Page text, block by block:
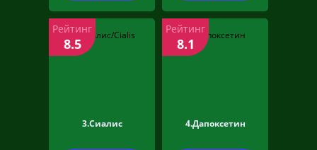
3.Сиалис
Рейтинг
8.5
4.Дапоксетин
Рейтинг
8.1